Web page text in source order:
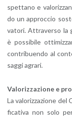
spet­ta­no e
do un ap­proc­cio
va­to­ri. At­tra­ver­so la
è pos­si­bi­le
con­tri­buen­do al
sag­gi agra­ri.
Va­lo­riz­za­zio­ne e
La va­lo­riz­za­zio­ne del
fi­ca­ti­va non solo